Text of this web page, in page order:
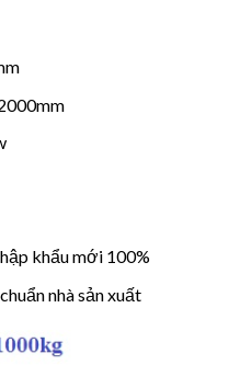
khẩu mới 100%
nhà sản xuất